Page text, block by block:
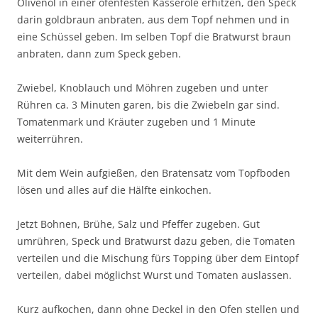
darin goldbraun anbraten, aus dem Topf nehmen und in
eine Schüssel geben. Im selben Topf die Bratwurst braun
anbraten, dann zum Speck geben.
Zwiebel, Knoblauch und Möhren zugeben und unter
Rühren ca. 3 Minuten garen, bis die Zwiebeln gar sind.
Tomatenmark und Kräuter zugeben und 1 Minute
weiterrühren.
Mit dem Wein aufgießen, den Bratensatz vom Topfboden
lösen und alles auf die Hälfte einkochen.
Jetzt Bohnen, Brühe, Salz und Pfeffer zugeben. Gut
umrühren, Speck und Bratwurst dazu geben, die Tomaten
verteilen und die Mischung fürs Topping über dem Eintopf
verteilen, dabei möglichst Wurst und Tomaten auslassen.
Kurz aufkochen, dann ohne Deckel in den Ofen stellen und